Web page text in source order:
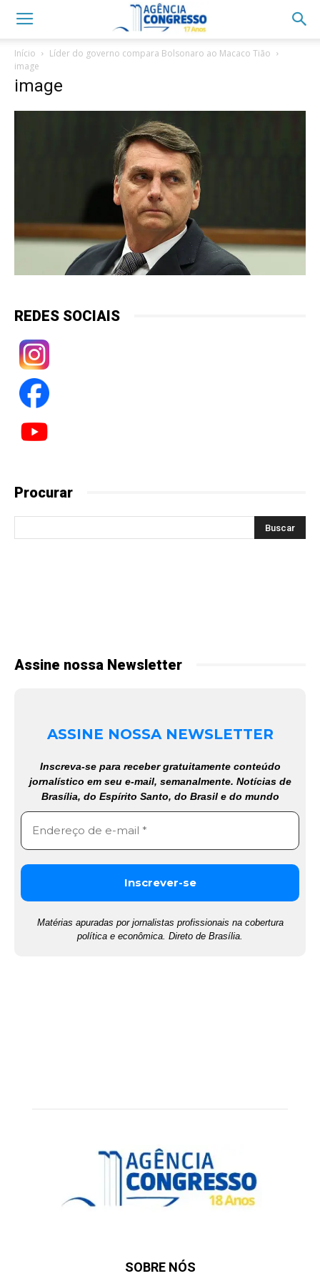
Início
Líder do governo compara Bolsonaro ao Macaco Tião
image
image
REDES SOCIAIS
Procurar
Assine nossa Newsletter
ASSINE NOSSA NEWSLETTER
Inscreva-se para receber gratuitamente conteúdo
jornalístico em seu e-mail, semanalmente. Notícias de
Brasília, do Espírito Santo, do Brasil e do mundo
Matérias apuradas por jornalistas profissionais na cobertura
política e econômica. Direto de Brasília.
SOBRE NÓS